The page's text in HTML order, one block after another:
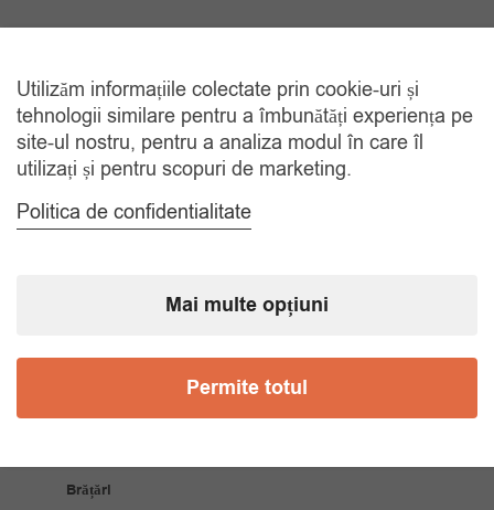
TRANSPORT GRATUIT
La comenzi de peste 150 lei
RETUR 30 ZILE
Brățări
Utilizăm informațiile colectate prin cookie-uri și
tehnologii similare pentru a îmbunătăți experiența pe
site-ul nostru, pentru a analiza modul în care îl
utilizați și pentru scopuri de marketing.
Politica de confidentialitate
Mai multe opțiuni
Permite totul